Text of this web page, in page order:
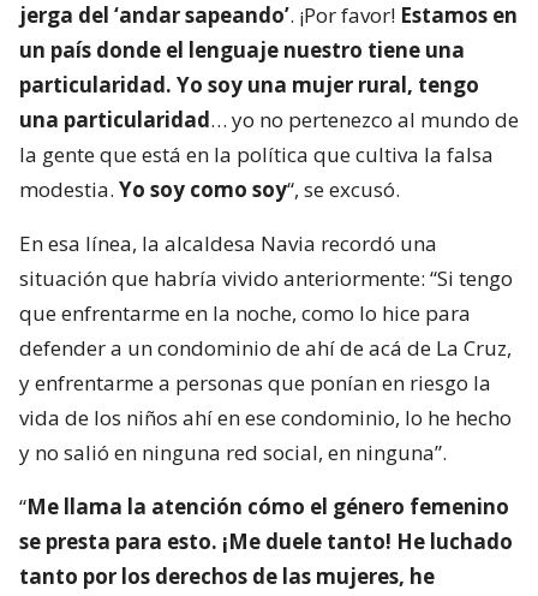
jerga del ‘andar sapeando’. ¡Por favor! Estamos en
un país donde el lenguaje nuestro tiene una
particularidad. Yo soy una mujer rural, tengo
una particularidad… yo no pertenezco al mundo de
la gente que está en la política que cultiva la falsa
modestia. Yo soy como soy“, se excusó.
En esa línea, la alcaldesa Navia recordó una
situación que habría vivido anteriormente: “Si tengo
que enfrentarme en la noche, como lo hice para
defender a un condominio de ahí de acá de La Cruz,
y enfrentarme a personas que ponían en riesgo la
vida de los niños ahí en ese condominio, lo he hecho
y no salió en ninguna red social, en ninguna”.
“Me llama la atención cómo el género femenino
se presta para esto. ¡Me duele tanto! He luchado
tanto por los derechos de las mujeres, he